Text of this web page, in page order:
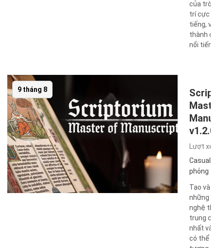
của trò
trí cực
tiếng, vô
thành
nổi tiếng
9 tháng 8
Lượt
Casual
phỏng
Tạo và
những
nghệ
trung cổ
nhất và
có thể